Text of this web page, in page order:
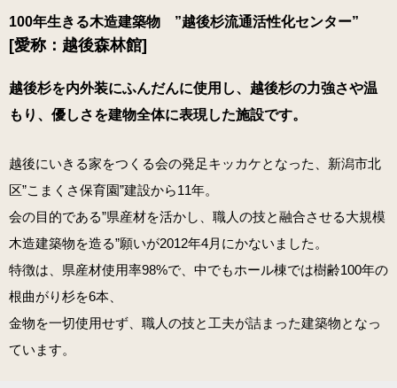
100年生きる木造建築物 ”越後杉流通活性化センター”
[愛称：越後森林館]
越後杉を内外装にふんだんに使用し、越後杉の力強さや温
もり、優しさを建物全体に表現した施設です。
越後にいきる家をつくる会の発足キッカケとなった、新潟市北
区”こまくさ保育園”建設から11年。
会の目的である”県産材を活かし、職人の技と融合させる大規模
木造建築物を造る”願いが2012年4月にかないました。
特徴は、県産材使用率98%で、中でもホール棟では樹齢100年の
根曲がり杉を6本、
金物を一切使用せず、職人の技と工夫が詰まった建築物となっ
ています。